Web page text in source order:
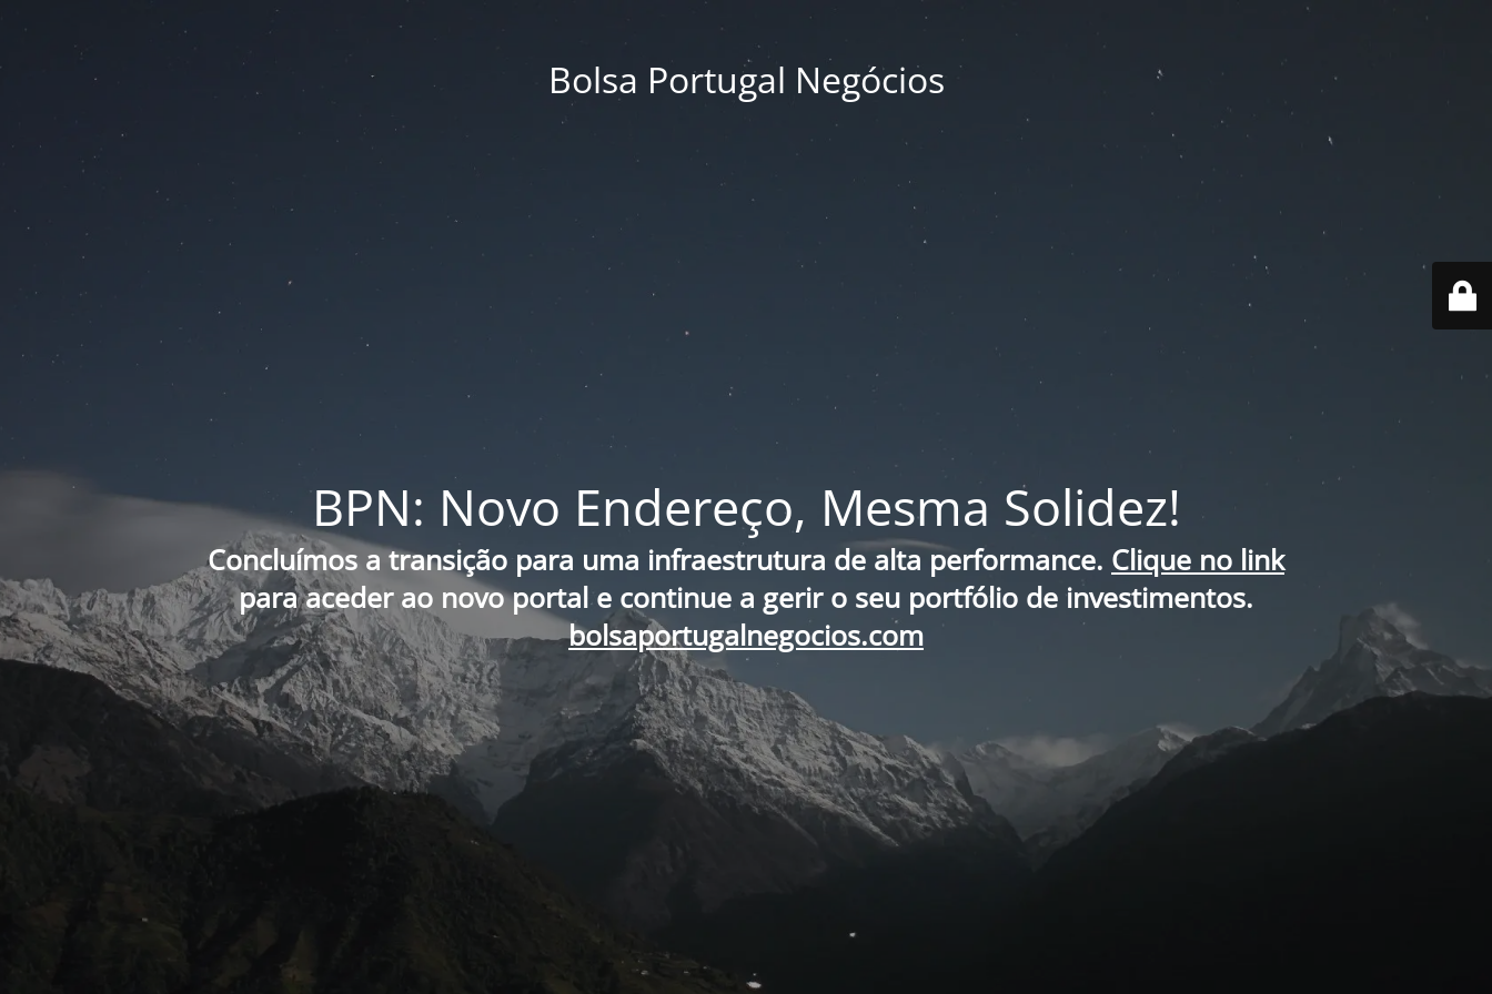
Bolsa Portugal Negócios
BPN: Novo Endereço, Mesma Solidez!
Concluímos a transição para uma infraestrutura de alta performance. Clique no link
para aceder ao novo portal e continue a gerir o seu portfólio de investimentos.
bolsaportugalnegocios.com